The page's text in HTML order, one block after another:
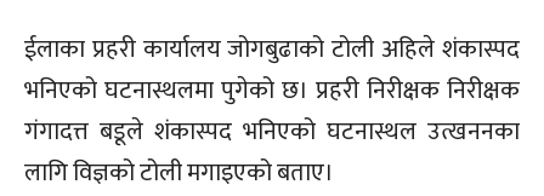
ईलाका प्रहरी कार्यालय जोगबुढाको टोली अहिले शंकास्पद
भनिएको घटनास्थलमा पुगेको छ। प्रहरी निरीक्षक निरीक्षक
गंगादत्त बडूले शंकास्पद भनिएको घटनास्थल उत्खननका
लागि विज्ञको टोली मगाइएको बताए।